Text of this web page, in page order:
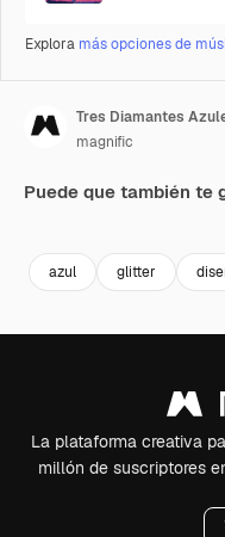
Explora más opciones de
Tres Diamantes
magnific
Puede que también te
azul glitter
La plataforma creativa
millón de suscriptores